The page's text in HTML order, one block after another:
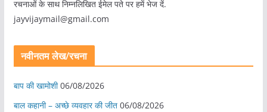
रचनाओं के साथ निम्नलिखित ईमेल पते पर हमें भेज दें.
jayvijaymail@gmail.com
नवीनतम लेख/रचना
बाप की खामोशी 06/08/2026
बाल कहानी – अच्छे व्यवहार की जीत 06/08/2026